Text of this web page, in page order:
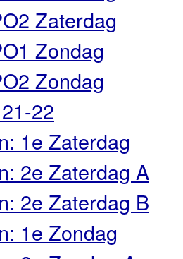
Zaterdag
Zondag
Zondag
22
1e Zaterdag
2e Zaterdag A
2e Zaterdag B
1e Zondag